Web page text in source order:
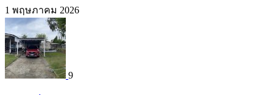
1 พฤษภาคม 2026
9